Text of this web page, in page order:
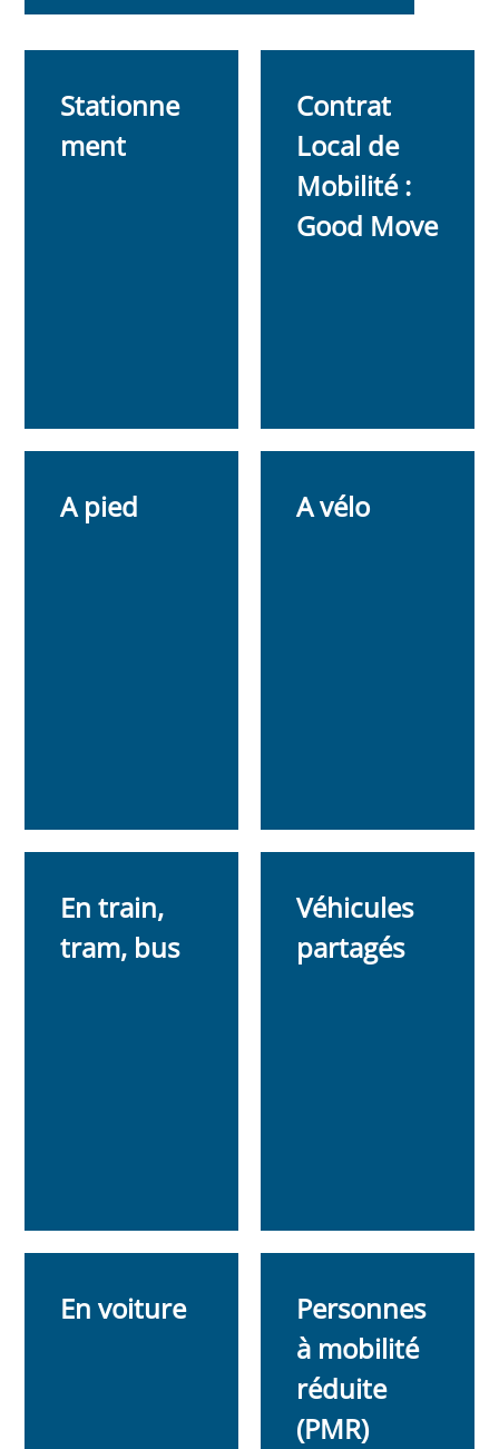
Stationne
ment
Contrat
Local de
Mobilité :
Good Move
A pied A vélo
En train,
tram, bus
Véhicules
partagés
En voiture
Personnes
à mobilité
réduite
(PMR)